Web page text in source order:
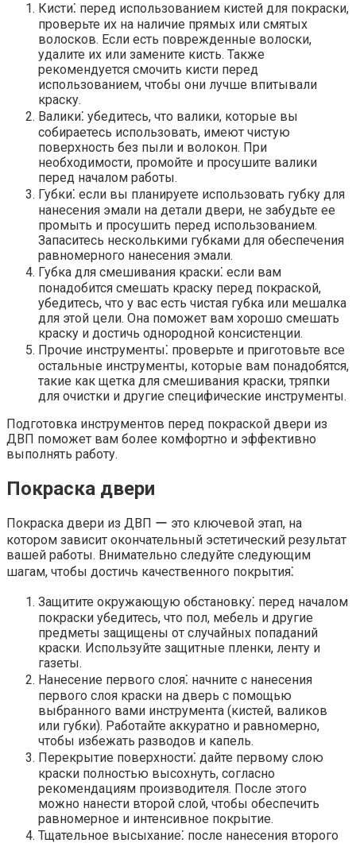
Кисти⁚ перед использованием кистей для покраски,
проверьте их на наличие прямых или смятых
волосков.​ Если есть поврежденные волоски,
удалите их или замените кисть.​ Также
рекомендуется смочить кисти перед
использованием, чтобы они лучше впитывали
краску.
Валики⁚ убедитесь, что валики, которые вы
собираетесь использовать, имеют чистую
поверхность без пыли и волокон.​ При
необходимости, промойте и просушите валики
перед началом работы.​
Губки⁚ если вы планируете использовать губку для
нанесения эмали на детали двери, не забудьте ее
промыть и просушить перед использованием.​
Запаситесь несколькими губками для обеспечения
равномерного нанесения эмали.​
Губка для смешивания краски⁚ если вам
понадобится смешать краску перед покраской,
убедитесь, что у вас есть чистая губка или мешалка
для этой цели.​ Она поможет вам хорошо смешать
краску и достичь однородной консистенции.​
Прочие инструменты⁚ проверьте и приготовьте все
остальные инструменты, которые вам понадобятся,
такие как щетка для смешивания краски, тряпки
для очистки и другие специфические инструменты.​
Подготовка инструментов перед покраской двери из
ДВП поможет вам более комфортно и эффективно
выполнять работу.​
Покраска двери
Покраска двери из ДВП ー это ключевой этап, на
котором зависит окончательный эстетический результат
вашей работы.​ Внимательно следуйте следующим
шагам, чтобы достичь качественного покрытия⁚
Защитите окружающую обстановку⁚ перед началом
покраски убедитесь, что пол, мебель и другие
предметы защищены от случайных попаданий
краски.​ Используйте защитные пленки, ленту и
газеты.
Нанесение первого слоя⁚ начните с нанесения
первого слоя краски на дверь с помощью
выбранного вами инструмента (кистей, валиков
или губки).​ Работайте аккуратно и равномерно,
чтобы избежать разводов и капель.​
Перекрытие поверхности⁚ дайте первому слою
краски полностью высохнуть, согласно
рекомендациям производителя.​ После этого
можно нанести второй слой, чтобы обеспечить
равномерное и интенсивное покрытие.
Тщательное высыхание⁚ после нанесения второго